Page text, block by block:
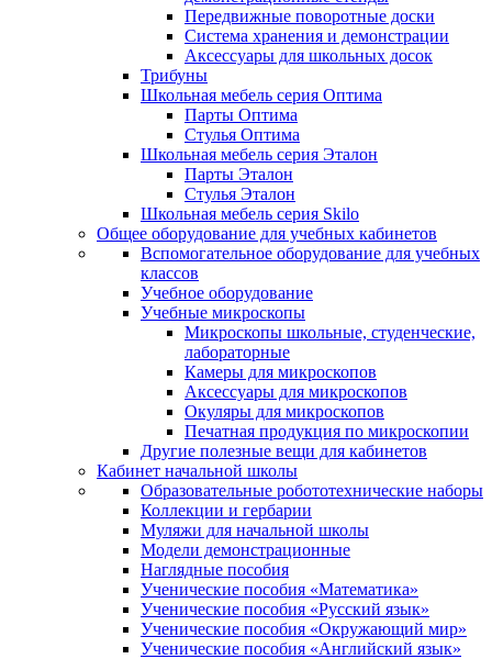
Передвижные поворотные доски
Система хранения и демонстрации
Аксессуары для школьных досок
Трибуны
Школьная мебель серия Оптима
Парты Оптима
Стулья Оптима
Школьная мебель серия Эталон
Парты Эталон
Стулья Эталон
Школьная мебель серия Skilo
Общее оборудование для учебных кабинетов
Вспомогательное оборудование для учебных
классов
Учебное оборудование
Учебные микроскопы
Микроскопы школьные, студенческие,
лабораторные
Камеры для микроскопов
Аксессуары для микроскопов
Окуляры для микроскопов
Печатная продукция по микроскопии
Другие полезные вещи для кабинетов
Кабинет начальной школы
Образовательные робототехнические наборы
Коллекции и гербарии
Муляжи для начальной школы
Модели демонстрационные
Наглядные пособия
Ученические пособия «Математика»
Ученические пособия «Русский язык»
Ученические пособия «Окружающий мир»
Ученические пособия «Английский язык»